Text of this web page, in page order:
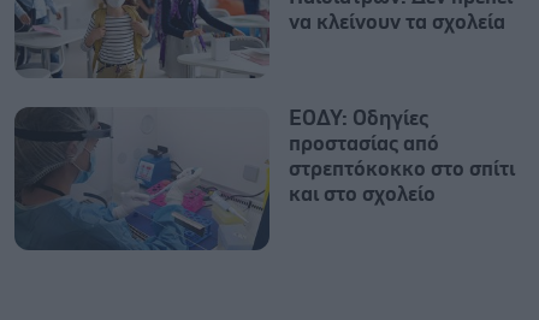
να κλείνουν τα σχολεία
ΕΟΔΥ: Οδηγίες
προστασίας από
στρεπτόκοκκο στο σπίτι
και στο σχολείο